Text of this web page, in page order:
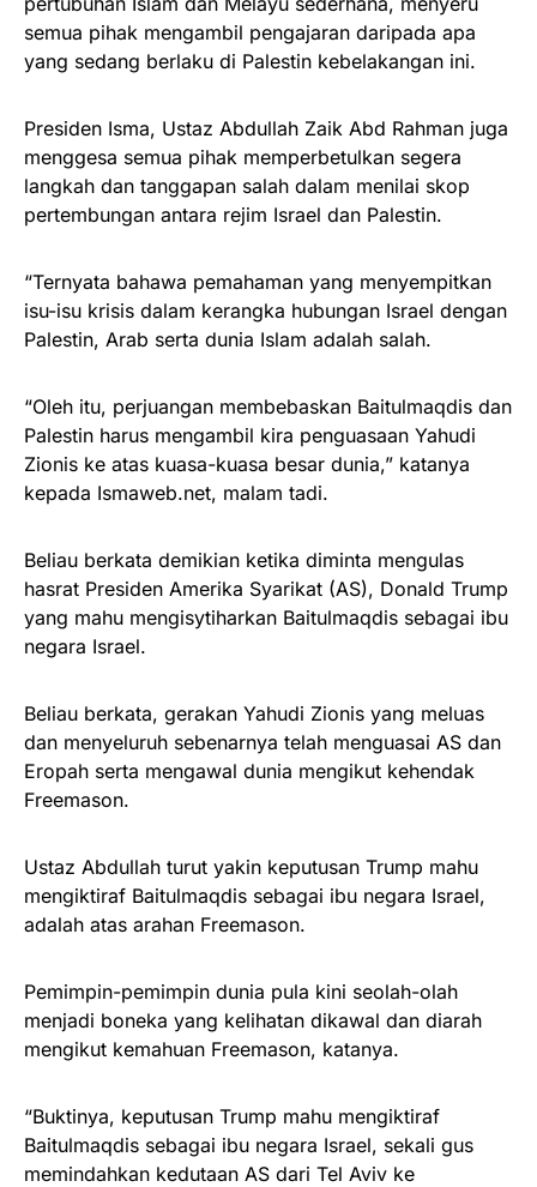
semua pihak mengambil pengajaran daripada apa
yang sedang berlaku di Palestin kebelakangan ini.
Presiden Isma, Ustaz Abdullah Zaik Abd Rahman juga
menggesa semua pihak memperbetulkan segera
langkah dan tanggapan salah dalam menilai skop
pertembungan antara rejim Israel dan Palestin.
“Ternyata bahawa pemahaman yang menyempitkan
isu-isu krisis dalam kerangka hubungan Israel dengan
Palestin, Arab serta dunia Islam adalah salah.
“Oleh itu, perjuangan membebaskan Baitulmaqdis dan
Palestin harus mengambil kira penguasaan Yahudi
Zionis ke atas kuasa-kuasa besar dunia,” katanya
kepada Ismaweb.net, malam tadi.
Beliau berkata demikian ketika diminta mengulas
hasrat Presiden Amerika Syarikat (AS), Donald Trump
yang mahu mengisytiharkan Baitulmaqdis sebagai ibu
negara Israel.
Beliau berkata, gerakan Yahudi Zionis yang meluas
dan menyeluruh sebenarnya telah menguasai AS dan
Eropah serta mengawal dunia mengikut kehendak
Freemason.
Ustaz Abdullah turut yakin keputusan Trump mahu
mengiktiraf Baitulmaqdis sebagai ibu negara Israel,
adalah atas arahan Freemason.
Pemimpin-pemimpin dunia pula kini seolah-olah
menjadi boneka yang kelihatan dikawal dan diarah
mengikut kemahuan Freemason, katanya.
“Buktinya, keputusan Trump mahu mengiktiraf
Baitulmaqdis sebagai ibu negara Israel, sekali gus
memindahkan kedutaan AS dari Tel Aviv ke